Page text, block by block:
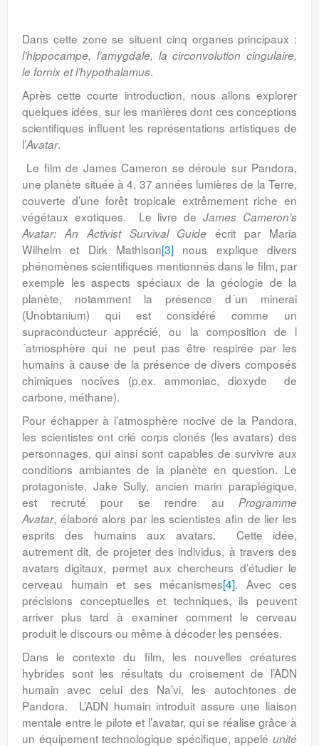
Dans cette zone se situent cinq organes principaux :
l’hippocampe, l’amygdale, la circonvolution cingulaire,
le fornix et l’hypothalamus.
Après cette courte introduction, nous allons explorer
quelques idées, sur les manières dont ces conceptions
scientifiques influent les représentations artistiques de
l’Avatar.
Le film de James Cameron se déroule sur Pandora,
une planète située à 4, 37 années lumières de la Terre,
couverte d’une forêt tropicale extrêmement riche en
végétaux exotiques. Le livre deJames Cameron’s
Avatar: An Activist Survival Guide écrit par Maria
Wilhelm et Dirk Mathison[3] nous explique divers
phénomènes scientifiques mentionnés dans le film, par
exemple les aspects spéciaux de la géologie de la
planète, notamment la présence d´un minerai
(Unobtanium) qui est considéré comme un
supraconducteur apprécié, ou la composition de l
´atmosphère qui ne peut pas être respirée par les
humains à cause de la présence de divers composés
chimiques nocives (p.ex. ammoniac, dioxyde de
carbone, méthane).
Pour échapper à l’atmosphère nocive de la Pandora,
les scientistes ont crié corps clonés (les avatars) des
personnages, qui ainsi sont capables de survivre aux
conditions ambiantes de la planète en question. Le
protagoniste, Jake Sully, ancien marin paraplégique,
est recruté pour se rendre
au Programme
Avatar, élaboré alors par les scientistes afin de lier les
esprits des humains aux avatars. Cette idée,
autrement dit, de projeter des individus, à travers des
avatars digitaux, permet aux chercheurs d’étudier le
cerveau humain et ses mécanismes[4]. Avec ces
précisions conceptuelles et techniques, ils peuvent
arriver plus tard à examiner comment le cerveau
produit le discours ou même à décoder les pensées.
Dans le contexte du film, les nouvelles créatures
hybrides sont les résultats du croisement de l’ADN
humain avec celui des Na’vi, les autochtones de
Pandora. L’ADN humain introduit assure une liaison
mentale entre le pilote et l’avatar, qui se réalise grâce à
un équipement technologique spécifique, appelé unité